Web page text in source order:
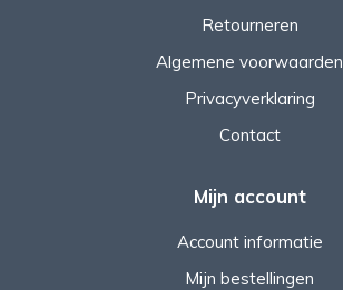
Retourneren
Algemene voorwaarden
Privacyverklaring
Contact
Mijn account
Account informatie
Mijn bestellingen